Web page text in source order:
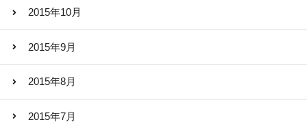
2015年10月
2015年9月
2015年8月
2015年7月